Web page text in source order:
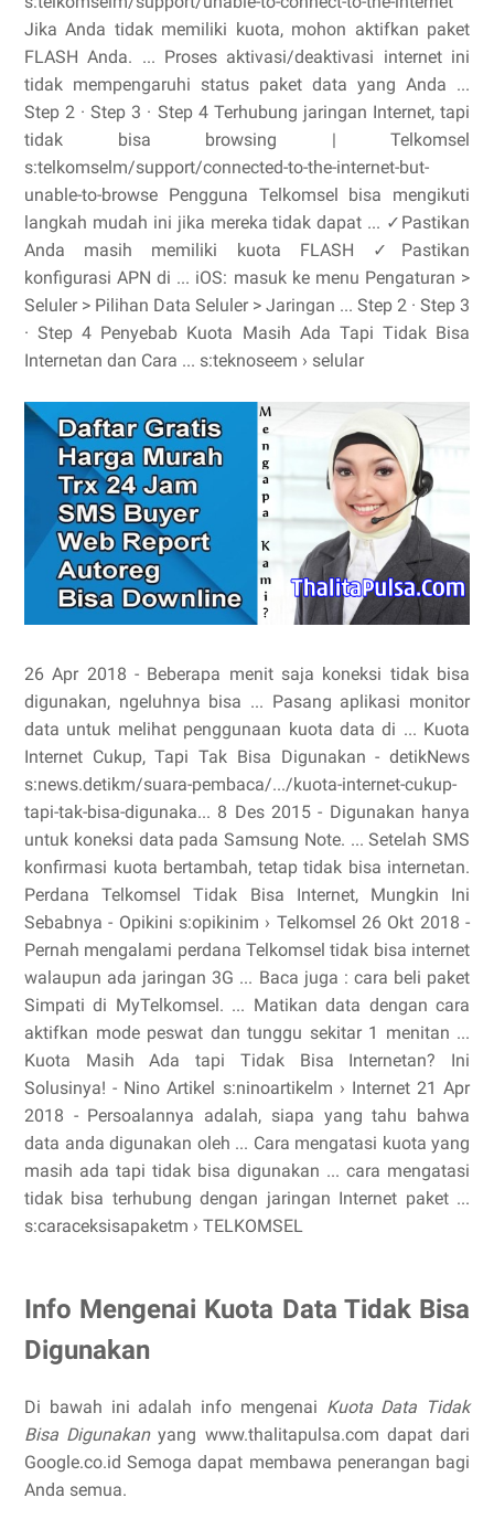
Jika Anda tidak memiliki kuota, mohon aktifkan paket
FLASH Anda. ... Proses aktivasi/deaktivasi internet ini
tidak mempengaruhi status paket data yang Anda ...
‎Step 2 · ‎Step 3 · ‎Step 4 Terhubung jaringan Internet, tapi
tidak bisa browsing | Telkomsel
s:telkomselm/support/connected-to-the-internet-but-
unable-to-browse Pengguna Telkomsel bisa mengikuti
langkah mudah ini jika mereka tidak dapat ... ✓Pastikan
Anda masih memiliki kuota FLASH ✓Pastikan
konfigurasi APN di ... iOS: masuk ke menu Pengaturan >
Seluler > Pilihan Data Seluler > Jaringan ... ‎Step 2 · ‎Step 3
· ‎Step 4 Penyebab Kuota Masih Ada Tapi Tidak Bisa
Internetan dan Cara ... s:teknoseem › selular
26 Apr 2018 - Beberapa menit saja koneksi tidak bisa
digunakan, ngeluhnya bisa ... Pasang aplikasi monitor
data untuk melihat penggunaan kuota data di ... Kuota
Internet Cukup, Tapi Tak Bisa Digunakan - detikNews
s:news.detikm/suara-pembaca/.../kuota-internet-cukup-
tapi-tak-bisa-digunaka... 8 Des 2015 - Digunakan hanya
untuk koneksi data pada Samsung Note. ... Setelah SMS
konfirmasi kuota bertambah, tetap tidak bisa internetan.
Perdana Telkomsel Tidak Bisa Internet, Mungkin Ini
Sebabnya - Opikini s:opikinim › Telkomsel 26 Okt 2018 -
Pernah mengalami perdana Telkomsel tidak bisa internet
walaupun ada jaringan 3G ... Baca juga : cara beli paket
Simpati di MyTelkomsel. ... Matikan data dengan cara
aktifkan mode peswat dan tunggu sekitar 1 menitan ...
Kuota Masih Ada tapi Tidak Bisa Internetan? Ini
Solusinya! - Nino Artikel s:ninoartikelm › Internet 21 Apr
2018 - Persoalannya adalah, siapa yang tahu bahwa
data anda digunakan oleh ... Cara mengatasi kuota yang
masih ada tapi tidak bisa digunakan ... cara mengatasi
tidak bisa terhubung dengan jaringan Internet paket ...
s:caraceksisapaketm › TELKOMSEL
Info Mengenai Kuota Data Tidak Bisa
Digunakan
Di bawah ini adalah info mengenai Kuota Data Tidak
Bisa Digunakanyang www.thalitapulsa.com dapat dari
Google.co.id Semoga dapat membawa penerangan bagi
Anda semua.